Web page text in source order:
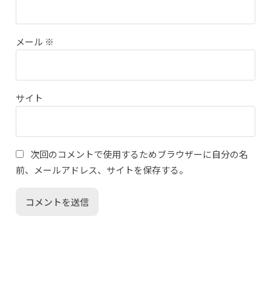
メール ※
サイト
次回のコメントで使用するためブラウザーに自分の名
前、メールアドレス、サイトを保存する。